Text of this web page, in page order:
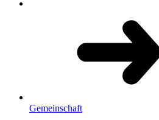
Gemeinschaft